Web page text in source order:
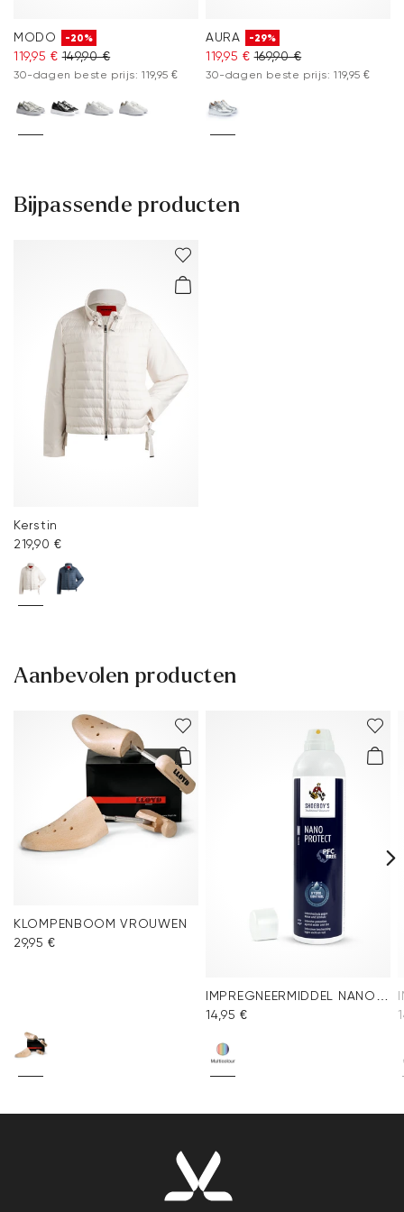
MODO -20%
119,95 € 149,90 €
30-dagen beste prijs: 119,95 €
AURA -29%
119,95 € 169,90 €
30-dagen beste prijs: 119,95 €
Bijpassende producten
Kerstin
219,90 €
Aanbevolen producten
KLOMPENBOOM VROUWEN
29,95 €
IMPREGNEERMIDDEL NANO PROTECT SPRAY
14,95 €